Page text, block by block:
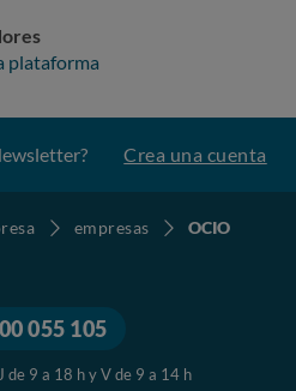
plataforma
Crea una cuenta
empresas
OCIO
055 105
de 9 a 18 h y V de 9 a 14 h